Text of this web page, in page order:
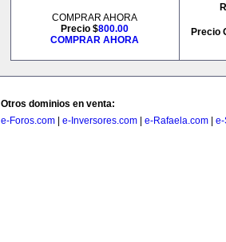
COMPRAR AHORA
Precio $800.00
COMPRAR AHORA
Precio
Otros dominios en venta:
e-Foros.com
e-Inversores.com e-Rafaela.com e-